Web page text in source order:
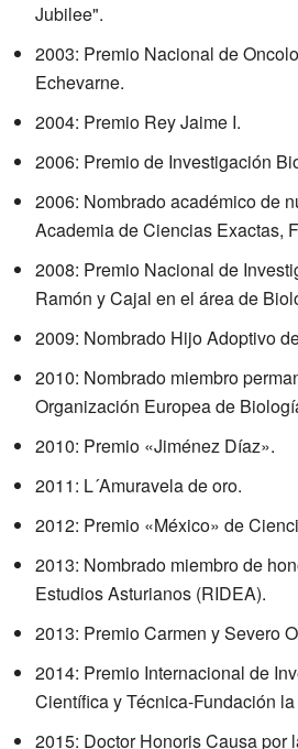
Jubilee".
2003: Premio Nacional de
Echevarne.
2004: Premio Rey Jaime I.
2006: Premio de Investigación
2006: Nombrado académico de
Academia de Ciencias Exactas,
2008: Premio Nacional de
Ramón y Cajal en el área de
2009: Nombrado Hijo Adoptivo
2010: Nombrado miembro
Organización Europea de
2010: Premio «Jiménez Díaz».
2011: L´Amuravela de oro.
2012: Premio «México» de
2013: Nombrado miembro de
Estudios Asturianos (RIDEA).
2013: Premio Carmen y Severo
2014: Premio Internacional de
Científica y Técnica-Fundación
2015: Doctor Honoris Causa por